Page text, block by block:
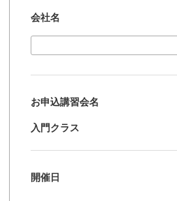
会社名
お申込講習会名
入門クラス
開催日